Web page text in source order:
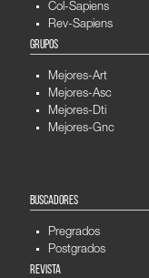
Col-Sapiens
Rev-Sapiens
GRUPOS
Mejores-Art
Mejores-Asc
Mejores-Dti
Mejores-Gnc
BUSCADORES
Pregrados
Postgrados
REVISTA